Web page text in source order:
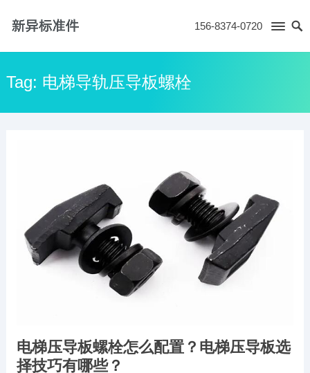
156-8374-0720
Tag: 电梯导轨压导板螺栓
电梯压导板螺栓怎么配置？电梯压导板选
择技巧有哪些？